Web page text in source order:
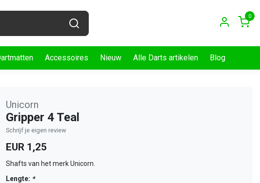
0
Accessoires Nieuw Alle Darts artikelen Blog
Unicorn
Gripper 4 Teal
Schrijf je eigen review
EUR 1,25
Shafts van het merk Unicorn.
Lengte: *